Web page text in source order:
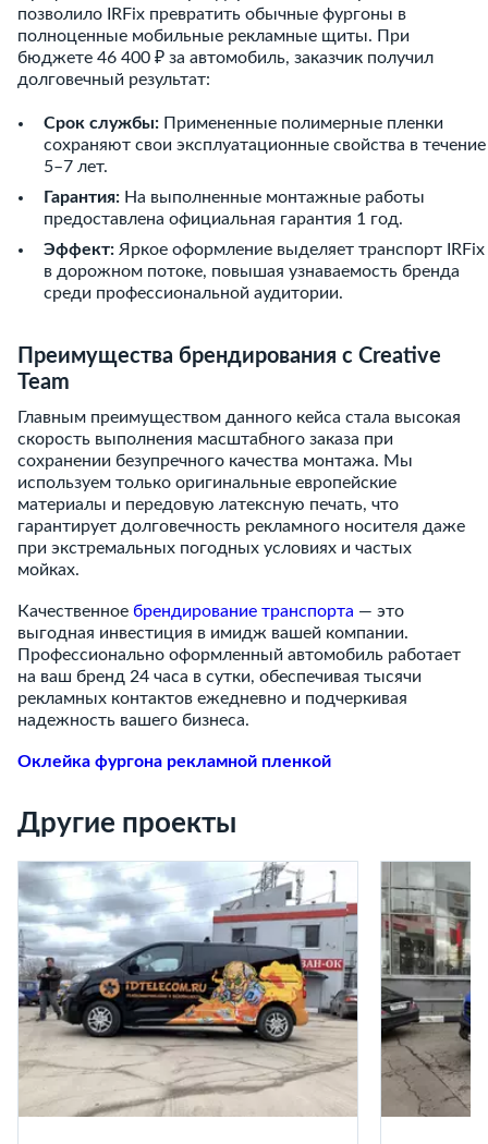
позволило IRFix превратить обычные фургоны в
полноценные мобильные рекламные щиты. При
бюджете 46 400 ₽ за автомобиль, заказчик получил
долговечный результат:
Срок службы: Примененные полимерные пленки
сохраняют свои эксплуатационные свойства в течение
5–7 лет.
Гарантия: На выполненные монтажные работы
предоставлена официальная гарантия 1 год.
Эффект: Яркое оформление выделяет транспорт IRFix
в дорожном потоке, повышая узнаваемость бренда
среди профессиональной аудитории.
Преимущества брендирования с Creative
Team
Главным преимуществом данного кейса стала высокая
скорость выполнения масштабного заказа при
сохранении безупречного качества монтажа. Мы
используем только оригинальные европейские
материалы и передовую латексную печать, что
гарантирует долговечность рекламного носителя даже
при экстремальных погодных условиях и частых
мойках.
Качественное брендирование транспорта — это
выгодная инвестиция в имидж вашей компании.
Профессионально оформленный автомобиль работает
на ваш бренд 24 часа в сутки, обеспечивая тысячи
рекламных контактов ежедневно и подчеркивая
надежность вашего бизнеса.
Оклейка фургона рекламной пленкой
Другие проекты